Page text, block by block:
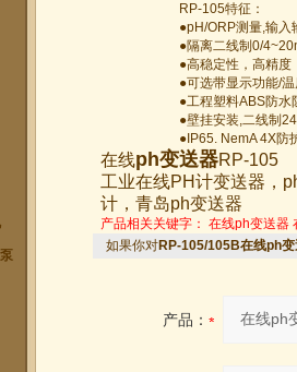
RP-105特征：
●pH/ORP测量,输入
●隔离二线制0/
●高稳定性，高精度
●可选带显示功能/
●工程塑料ABS防水
●壁挂安装,二线制
●IP65. NemA 4X防
在线ph变送器RP-105
工业在线PH计变送器，
计，青岛ph变送器
产品相关关键字： 在线ph变送器
如果你对RP-105/105B在线ph变
产品：